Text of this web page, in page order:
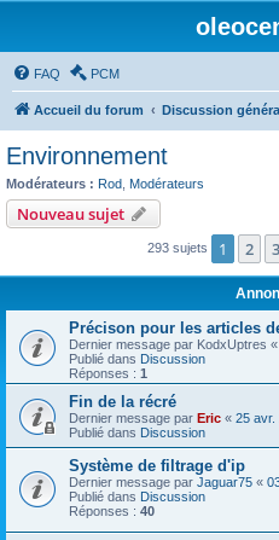
FAQ PCM
Accueil du forum Discussion
Environnement
Modérateurs : Rod Modérateurs
Nouveau sujet
293 sujets 1 2 3
Précison pour les articles
Dernier message par KodxUptres «
Publié dans Discussion
Réponses : 1
Fin de la récré
Dernier message par Eric « 25 avr.
Publié dans Discussion
Système de filtrage d'ip
Dernier message par Jaguar75 «
Publié dans Discussion
Réponses : 40